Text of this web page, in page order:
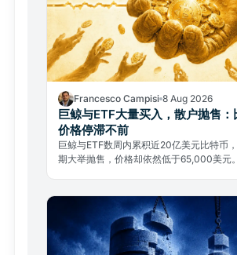
Francesco Campisi 8 Aug 2026
巨鲸与ETF大量买入，散户抛售
价格停滞不前
巨鲸与ETF数周内累积近20亿美元比特币
期大举抛售，价格却依然低于65,000美元